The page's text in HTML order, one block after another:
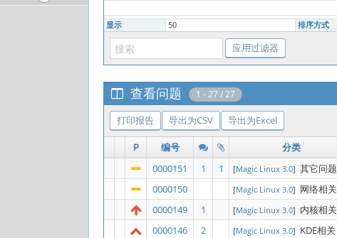
显示 50 排序方式
查看问题 1 - 27 / 27
打印报告 导出为CSV 导出为Excel
P 编号 分类
0000151
1 1 [Magic Linux 3.0] 其它问题
0000150
[Magic Linux 3.0] 网络相关
0000149
1 [Magic Linux 3.0] 内核相关
0000146
2 [Magic Linux 3.0] KDE相关